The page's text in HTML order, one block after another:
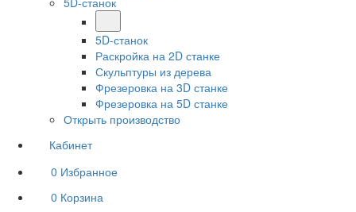
5D-станок
Раскройка на 2D станке
Скульптуры из дерева
Фрезеровка на 3D станке
Фрезеровка на 5D станке
Открыть производство
Кабинет
0 Избранное
0 Корзина